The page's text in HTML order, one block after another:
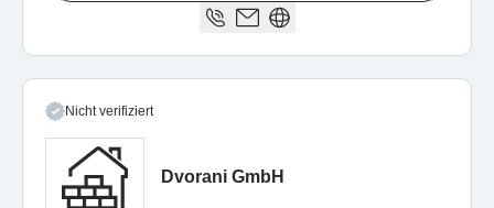
Nicht verifiziert
Dvorani GmbH